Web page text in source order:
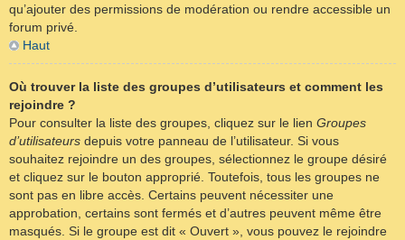
qu’ajouter des permissions de modération ou rendre accessible un
forum privé.
Haut
Où trouver la liste des groupes d’utilisateurs et comment les
rejoindre ?
Pour consulter la liste des groupes, cliquez sur le lien Groupes
d’utilisateurs depuis votre panneau de l’utilisateur. Si vous
souhaitez rejoindre un des groupes, sélectionnez le groupe désiré
et cliquez sur le bouton approprié. Toutefois, tous les groupes ne
sont pas en libre accès. Certains peuvent nécessiter une
approbation, certains sont fermés et d’autres peuvent même être
masqués. Si le groupe est dit « Ouvert », vous pouvez le rejoindre